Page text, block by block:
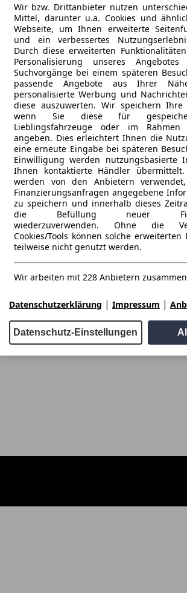
Wir bzw. Drittanbieter nutzen
Mittel, darunter u.a. Cookies und
Webseite, um Ihnen erweiterte
und ein verbessertes
Durch diese erweiterten
Personalisierung unseres
Suchvorgänge bei einem späteren
passende Angebote aus Ihrer
personalisierte Werbung und
diese auszuwerten. Wir speichern Ihre
wenn Sie diese für
Lieblingsfahrzeuge oder im Rahmen
angeben. Dies erleichtert Ihnen die
eine erneute Eingabe bei späteren
Einwilligung werden nutzungsbasierte
Ihnen kontaktierte Händler übermittelt.
werden von den Anbietern
Finanzierungsanfragen angegebene
zu speichern und innerhalb dieses
die Befüllung neuer
wiederzuverwenden. Ohne die
Cookies/Tools können solche
teilweise nicht genutzt werden.
Wir arbeiten mit 228 Anbietern
Datenschutzerklärung | Impressum |
Datenschutz-Einstellungen